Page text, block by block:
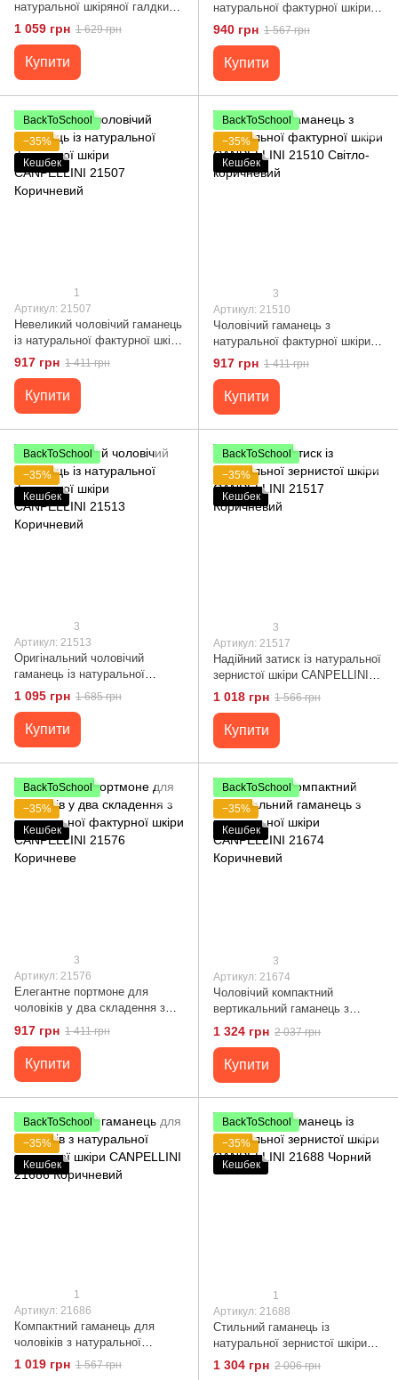
натуральної шкіряної галдки
CANPELLINI 21492 Чорне
1 059 грн 1 629 грн
Купити
натуральної фактурної шкіри
CANPELLINI 21501 Чорне
940 грн 1 567 грн
Купити
BackToSchool
−35%
Кешбек
1
Артикул: 21507
Невеликий чоловічий гаманець
із натуральної фактурної шкіри
CANPELLINI 21507 Коричневий
917 грн 1 411 грн
Купити
BackToSchool
−35%
Кешбек
3
Артикул: 21510
Чоловічий гаманець з
натуральної фактурної шкіри
CANPELLINI 21510 Світло-
коричневий
917 грн 1 411 грн
Купити
BackToSchool
−35%
Кешбек
3
Артикул: 21513
Оригінальний чоловічий
гаманець із натуральної
фактурної шкіри CANPELLINI
21513 Коричневий
1 095 грн 1 685 грн
Купити
BackToSchool
−35%
Кешбек
3
Артикул: 21517
Надійний затиск із натуральної
зернистої шкіри CANPELLINI
21517 Коричневий
1 018 грн 1 566 грн
Купити
BackToSchool
−35%
Кешбек
3
Артикул: 21576
Елегантне портмоне для
чоловіків у два складення з
натуральної фактурної шкіри
CANPELLINI 21576 Коричневе
917 грн 1 411 грн
Купити
BackToSchool
−35%
Кешбек
3
Артикул: 21674
Чоловічий компактний
вертикальний гаманець з
натуральної шкіри CANPELLINI
21674 Коричневий
1 324 грн 2 037 грн
Купити
BackToSchool
−35%
Кешбек
1
Артикул: 21686
Компактний гаманець для
чоловіків з натуральної
зернистої шкіри CANPELLINI
21686 Коричневий
1 019 грн 1 567 грн
BackToSchool
−35%
Кешбек
1
Артикул: 21688
Стильний гаманець із
натуральної зернистої шкіри
CANPELLINI 21688 Чорний
1 304 грн 2 006 грн